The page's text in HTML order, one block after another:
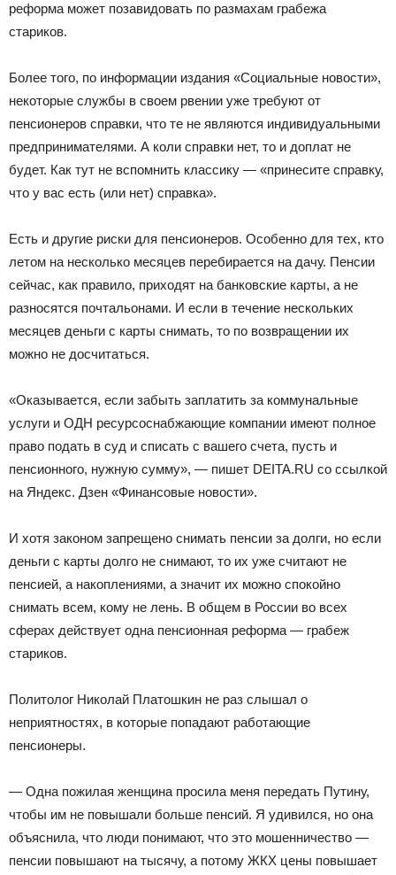
реформа может позавидовать по размахам грабежа
стариков.
Более того, по информации издания «Социальные новости»,
некоторые службы в своем рвении уже требуют от
пенсионеров справки, что те не являются индивидуальными
предпринимателями. А коли справки нет, то и доплат не
будет. Как тут не вспомнить классику — «принесите справку,
что у вас есть (или нет) справка».
Есть и другие риски для пенсионеров. Особенно для тех, кто
летом на несколько месяцев перебирается на дачу. Пенсии
сейчас, как правило, приходят на банковские карты, а не
разносятся почтальонами. И если в течение нескольких
месяцев деньги с карты снимать, то по возвращении их
можно не досчитаться.
«Оказывается, если забыть заплатить за коммунальные
услуги и ОДН ресурсоснабжающие компании имеют полное
право подать в суд и списать с вашего счета, пусть и
пенсионного, нужную сумму», — пишет DEITA.RU со ссылкой
на Яндекс. Дзен «Финансовые новости».
И хотя законом запрещено снимать пенсии за долги, но если
деньги с карты долго не снимают, то их уже считают не
пенсией, а накоплениями, а значит их можно спокойно
снимать всем, кому не лень. В общем в России во всех
сферах действует одна пенсионная реформа — грабеж
стариков.
Политолог Николай Платошкин не раз слышал о
неприятностях, в которые попадают работающие
пенсионеры.
— Одна пожилая женщина просила меня передать Путину,
чтобы им не повышали больше пенсий. Я удивился, но она
объяснила, что люди понимают, что это мошенничество —
пенсии повышают на тысячу, а потому ЖКХ цены повышает